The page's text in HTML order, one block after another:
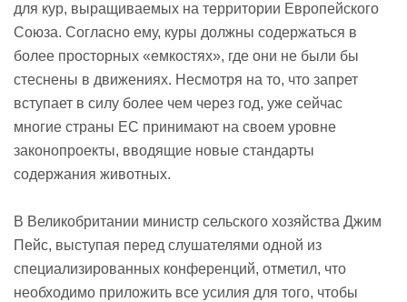
для кур, выращиваемых на территории Европейского
Союза. Согласно ему, куры должны содержаться в
более просторных «емкостях», где они не были бы
стеснены в движениях. Несмотря на то, что запрет
вступает в силу более чем через год, уже сейчас
многие страны ЕС принимают на своем уровне
законопроекты, вводящие новые стандарты
содержания животных.
В Великобритании министр сельского хозяйства Джим
Пейс, выступая перед слушателями одной из
специализированных конференций, отметил, что
необходимо приложить все усилия для того, чтобы